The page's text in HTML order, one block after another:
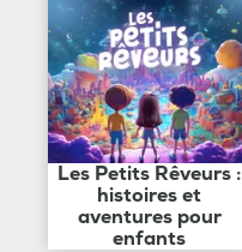
Les Petits Rêveurs :
histoires et
aventures pour
enfants